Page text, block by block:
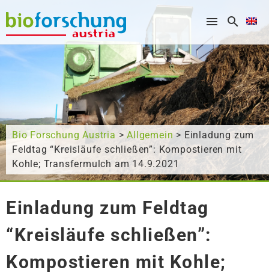
What are you looking for?
Bio Forschung Austria >Allgemein > Einladung zum
Feldtag “Kreisläufe schließen”: Kompostieren mit
Kohle; Transfermulch am 14.9.2021
Einladung zum Feldtag
“Kreisläufe schließen”:
Kompostieren mit Kohle;